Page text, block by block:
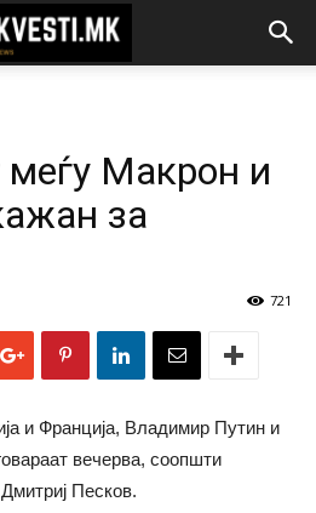
меѓу Макрон и
за
721
и Франција, Владимир Путин и
вечерва, соопшти
Песков.